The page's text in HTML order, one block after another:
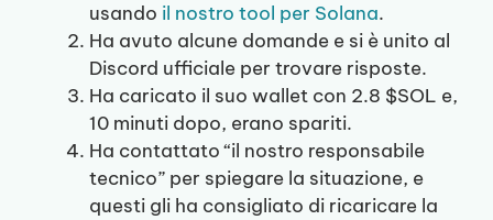
usando il nostro tool per Solana.
Ha avuto alcune domande e si è unito al
Discord ufficiale per trovare risposte.
Ha caricato il suo wallet con 2.8 $SOL e,
10 minuti dopo, erano spariti.
Ha contattato “il nostro responsabile
tecnico” per spiegare la situazione, e
questi gli ha consigliato di ricaricare la